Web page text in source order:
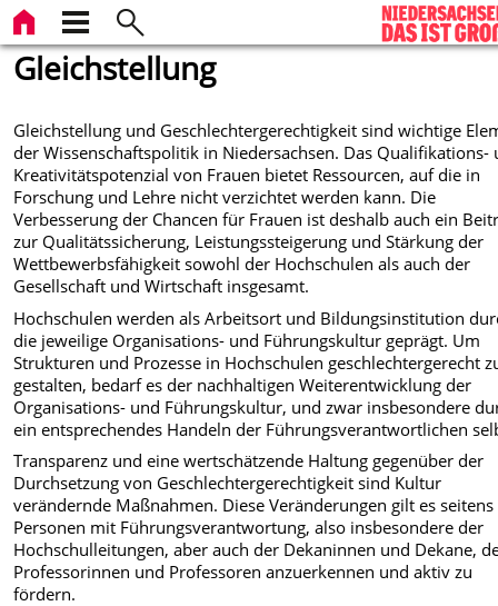
Gleichstellung
Gleichstellung und Geschlechtergerechtigkeit sind wichtige
der Wissenschaftspolitik in Niedersachsen. Das Qualifikations-
Kreativitätspotenzial von Frauen bietet Ressourcen, auf die in
Forschung und Lehre nicht verzichtet werden kann. Die
Verbesserung der Chancen für Frauen ist deshalb auch ein
zur Qualitätssicherung, Leistungssteigerung und Stärkung der
Wettbewerbsfähigkeit sowohl der Hochschulen als auch der
Gesellschaft und Wirtschaft insgesamt.
Hochschulen werden als Arbeitsort und Bildungsinstitution
die jeweilige Organisations- und Führungskultur geprägt. Um
Strukturen und Prozesse in Hochschulen geschlechtergerecht
gestalten, bedarf es der nachhaltigen Weiterentwicklung der
Organisations- und Führungskultur, und zwar insbesondere
ein entsprechendes Handeln der Führungsverantwortlichen
Transparenz und eine wertschätzende Haltung gegenüber der
Durchsetzung von Geschlechtergerechtigkeit sind Kultur
verändernde Maßnahmen. Diese Veränderungen gilt es
Personen mit Führungsverantwortung, also insbesondere der
Hochschulleitungen, aber auch der Dekaninnen und Dekane,
Professorinnen und Professoren anzuerkennen und aktiv zu
fördern.